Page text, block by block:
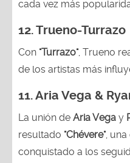
cada vez más
12.Trueno-Turrazo
Con "Turrazo", Trueno
de los artistas más
11. Aria Vega &
La unión de Aria Vega y
resultado "Chévere",
conquistado a los